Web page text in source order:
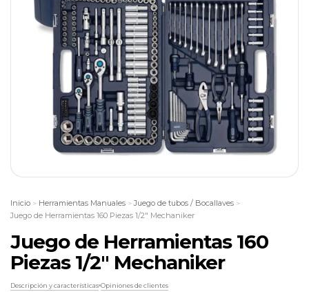
Inicio > Herramientas Manuales > Juego de tubos / Bocallaves >
Juego de Herramientas 160 Piezas 1/2" Mechaniker
Juego de Herramientas 160
Piezas 1/2" Mechaniker
Descripción y características Opiniones de clientes